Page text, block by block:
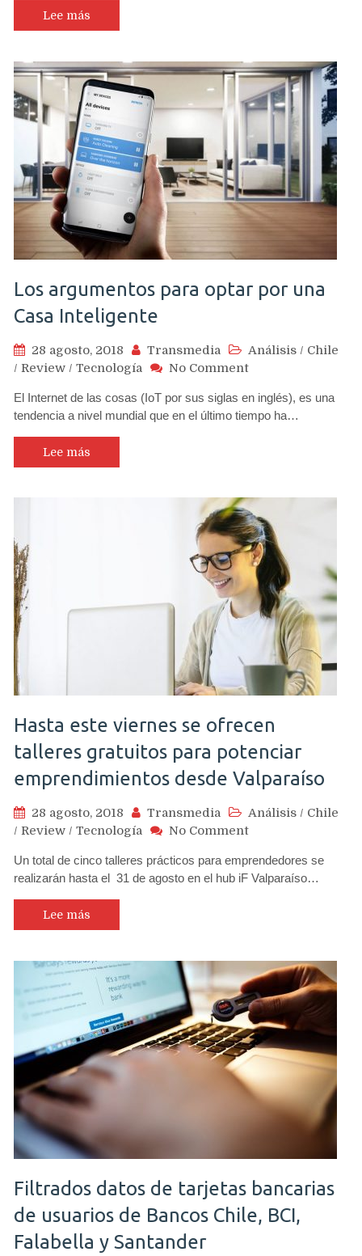
contratar
adultos
mayores
Lee más
Los argumentos para optar por una
Casa Inteligente
28 agosto, 2018 Transmedia Análisis / Chile
/ Review / Tecnología No Commenton
argumentos
para
Inteligente
El Internet de las cosas (IoT por sus siglas en inglés), es una
tendencia a nivel mundial que en el último tiempo ha…
Lee más
Hasta este viernes se ofrecen
talleres gratuitos para potenciar
emprendimientos desde Valparaíso
28 agosto, 2018 Transmedia Análisis / Chile
/ Review / Tecnología No Commenton
este
viernes
para
potenciar
emprendimientos
desde
Valparaíso
Un total de cinco talleres prácticos para emprendedores se
realizarán hasta el 31 de agosto en el hub iF Valparaíso…
Lee más
Filtrados datos de tarjetas bancarias
de usuarios de Bancos Chile, BCI,
Falabella y Santander